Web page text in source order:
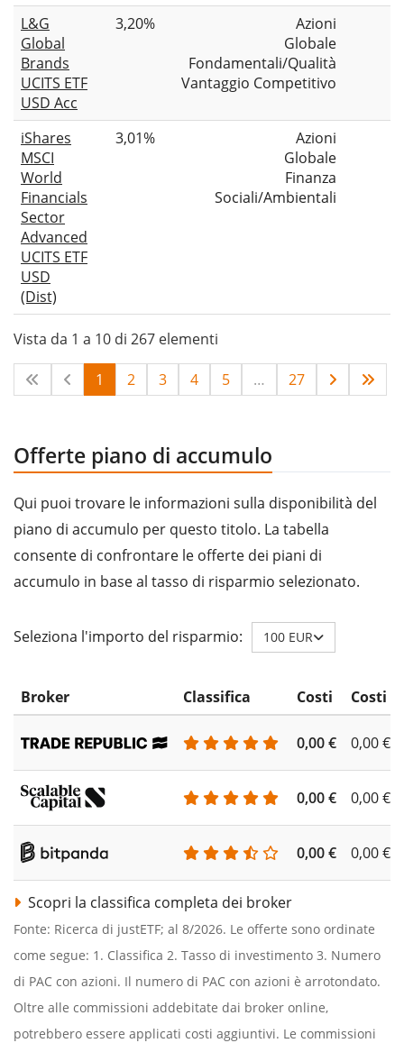
L&G
Global
Brands
UCITS ETF
USD Acc
3,20%
Azioni
Globale
Fondamentali/Qualità
Vantaggio Competitivo
iShares
MSCI
World
Financials
Sector
Advanced
UCITS ETF
USD
(Dist)
3,01%
Azioni
Globale
Finanza
Sociali/Ambientali
Vista da 1 a 10 di 267 elementi
1 2 3 4 5 … 27
Offerte piano di accumulo
Qui puoi trovare le informazioni sulla disponibilità del
piano di accumulo per questo titolo. La tabella
consente di confrontare le offerte dei piani di
accumulo in base al tasso di risparmio selezionato.
Seleziona l'importo del risparmio: 100 EUR
Broker Classifica Costi Costi
0,00 € 0,00 €
0,00 € 0,00 €
0,00 € 0,00 €
Scopri la classifica completa dei broker
Fonte: Ricerca di justETF; al 8/2026. Le offerte sono ordinate
come segue: 1. Classifica 2. Tasso di investimento 3. Numero
di PAC con azioni. Il numero di PAC con azioni è arrotondato.
Oltre alle commissioni addebitate dai broker online,
potrebbero essere applicati costi aggiuntivi. Le commissioni